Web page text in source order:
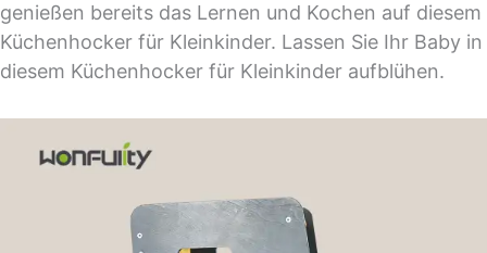
genießen bereits das Lernen und Kochen auf diesem
Küchenhocker für Kleinkinder. Lassen Sie Ihr Baby in
diesem Küchenhocker für Kleinkinder aufblühen.